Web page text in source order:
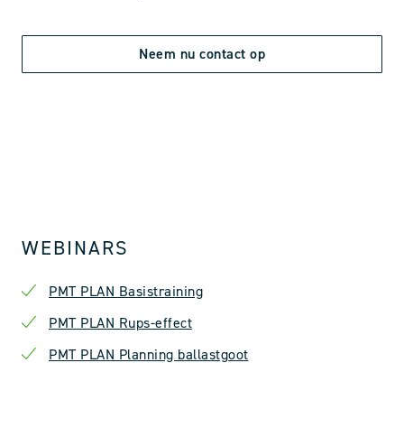
Neem nu contact op
WEBINARS
PMT PLAN Basistraining
PMT PLAN Rups-effect
PMT PLAN Planning ballastgoot
PMT PLAN Basistraining
PMT PLAN Rups-effect
PMT PLAN Planning ballastgoot